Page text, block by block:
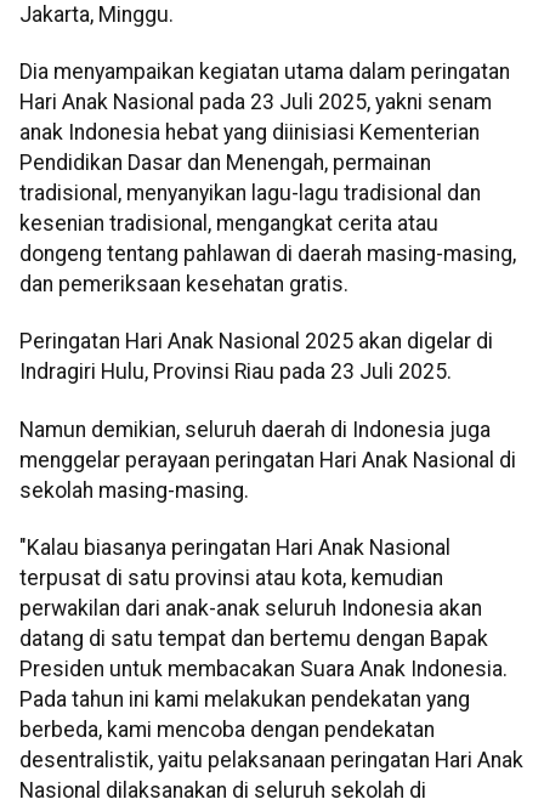
Jakarta, Minggu.
Dia menyampaikan kegiatan utama dalam peringatan
Hari Anak Nasional pada 23 Juli 2025, yakni senam
anak Indonesia hebat yang diinisiasi Kementerian
Pendidikan Dasar dan Menengah, permainan
tradisional, menyanyikan lagu-lagu tradisional dan
kesenian tradisional, mengangkat cerita atau
dongeng tentang pahlawan di daerah masing-masing,
dan pemeriksaan kesehatan gratis.
Peringatan Hari Anak Nasional 2025 akan digelar di
Indragiri Hulu, Provinsi Riau pada 23 Juli 2025.
Namun demikian, seluruh daerah di Indonesia juga
menggelar perayaan peringatan Hari Anak Nasional di
sekolah masing-masing.
"Kalau biasanya peringatan Hari Anak Nasional
terpusat di satu provinsi atau kota, kemudian
perwakilan dari anak-anak seluruh Indonesia akan
datang di satu tempat dan bertemu dengan Bapak
Presiden untuk membacakan Suara Anak Indonesia.
Pada tahun ini kami melakukan pendekatan yang
berbeda, kami mencoba dengan pendekatan
desentralistik, yaitu pelaksanaan peringatan Hari Anak
Nasional dilaksanakan di seluruh sekolah di